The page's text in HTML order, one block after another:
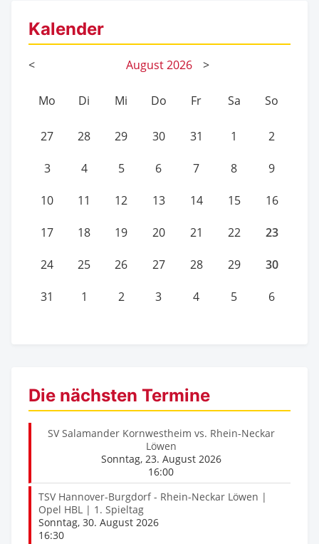
Kalender
< August2026 >
Mo Di Mi Do Fr Sa So
27 28 29 30 31 1 2
3 4 5 6 7 8 9
10 11 12 13 14 15 16
17 18 19 20 21 22 23
24 25 26 27 28 29 30
31 1 2 3 4 5 6
Die nächsten Termine
SV Salamander Kornwestheim vs. Rhein-Neckar
Löwen
Sonntag, 23. August 2026
16:00
TSV Hannover-Burgdorf - Rhein-Neckar Löwen |
Opel HBL | 1. Spieltag
Sonntag, 30. August 2026
16:30